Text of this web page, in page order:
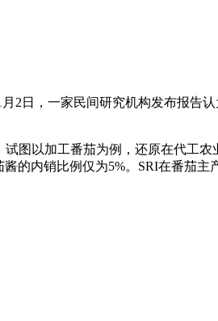
月2日，一家民间研究机构发布报告
试图以加工番茄为例，还原在代工
的内销比例仅为5%。SRI在番茄主